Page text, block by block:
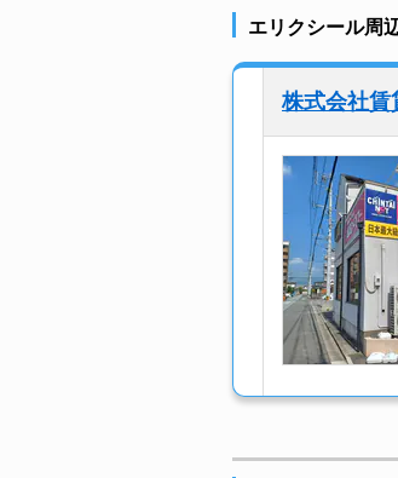
エリクシール周
株式会社賃